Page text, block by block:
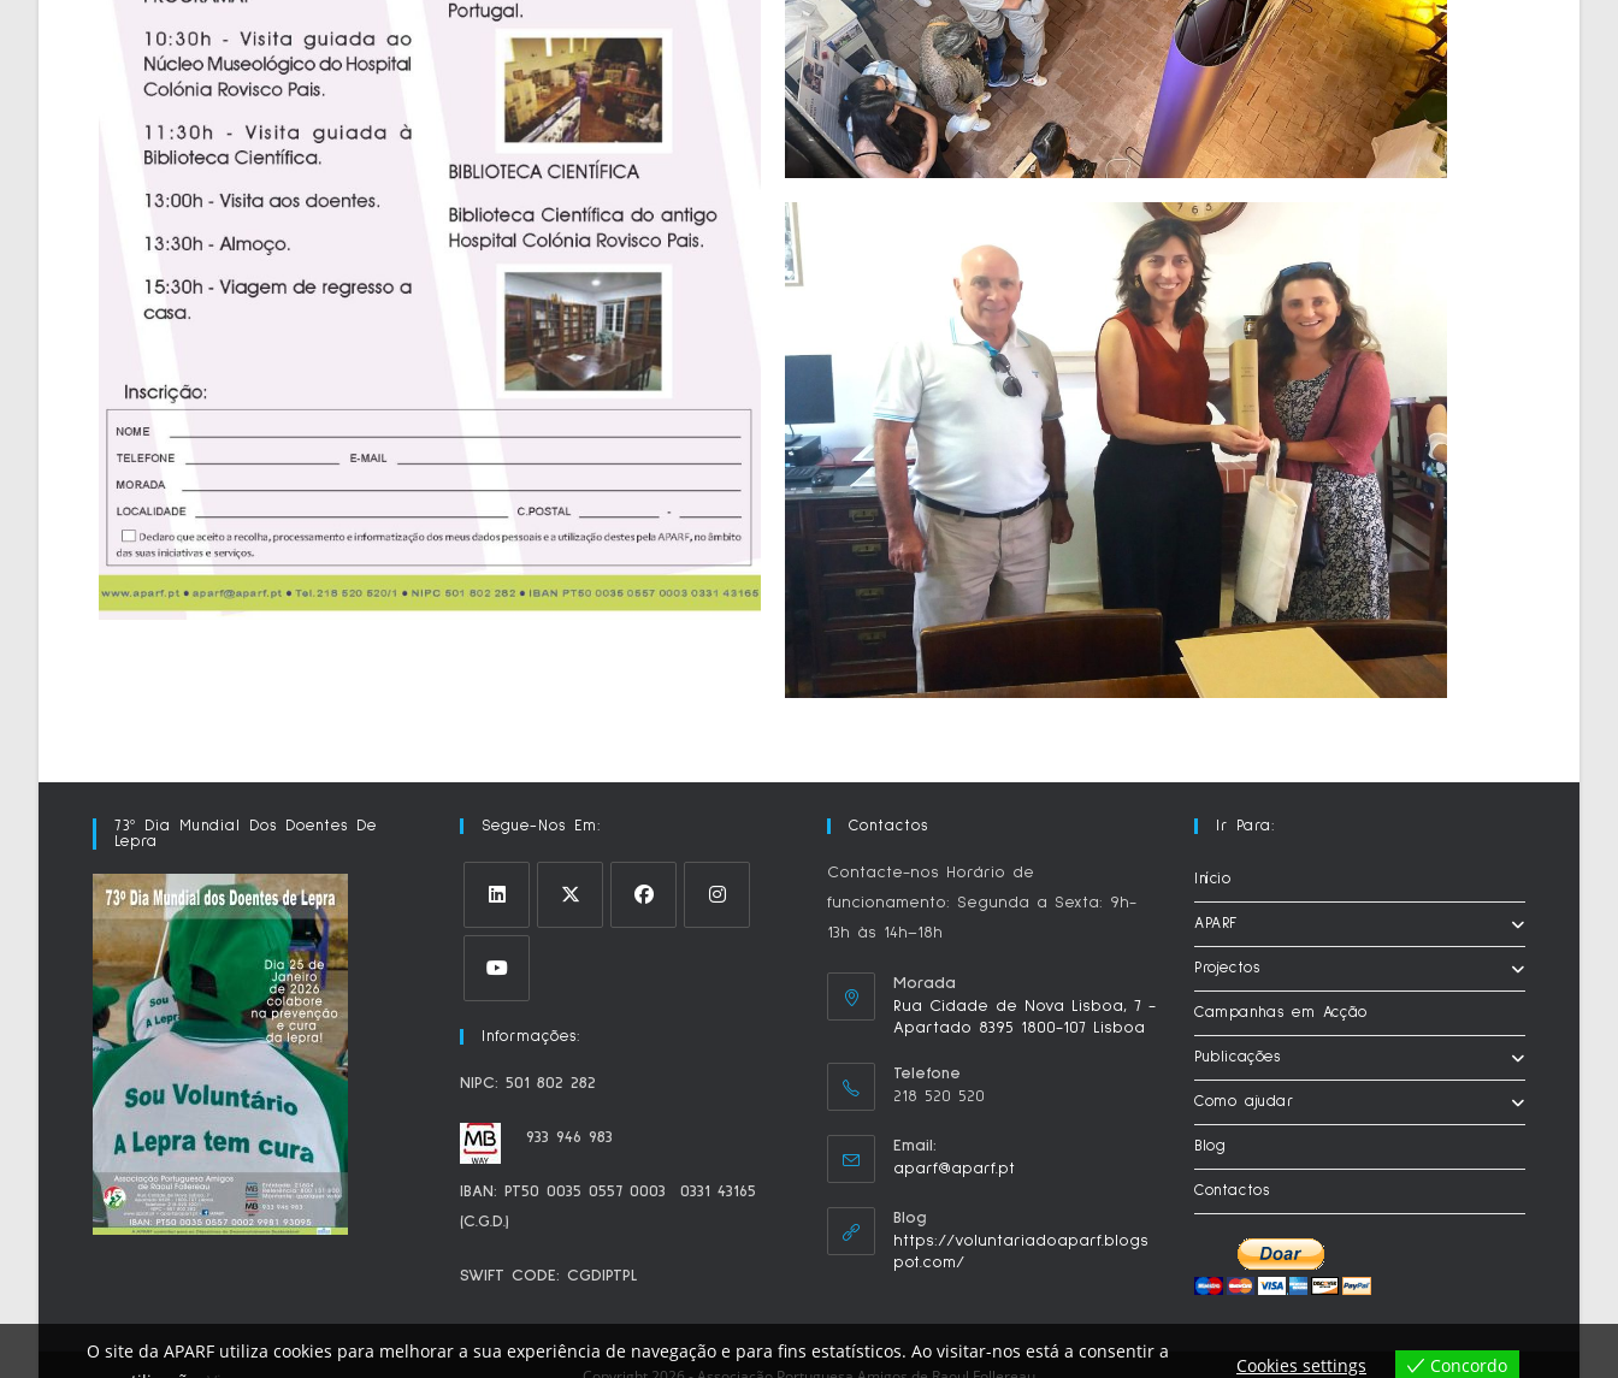
73º Dia Mundial Dos Doentes De
Lepra
Segue-Nos Em:
Informações:
NIPC: 501 802 282
933 946 983
IBAN: PT50 0035 0557 0003 0331 43165
(C.G.D.)
SWIFT CODE: CGDIPTPL
Contactos
Contacte-nos Horário de
funcionamento: Segunda a Sexta: 9h-
13h às 14h–18h
Morada
Rua Cidade de Nova Lisboa, 7 -
Apartado 8395 1800-107 Lisboa
Telefone
218 520 520
Email:
aparf@aparf.pt
Blog
https://voluntariadoaparf.blogs
pot.com/
Ir Para:
Início
APARF
Projectos
Campanhas em Acção
Publicações
Como ajudar
Blog
Contactos
O site da APARF utiliza cookies para melhorar a sua experiência de navegação e para fins estatísticos. Ao visitar-nos está a consentir a
Cookies settings Concordo